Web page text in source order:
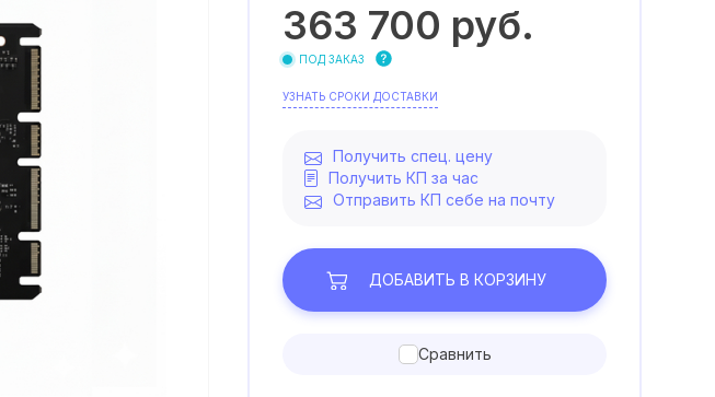
363 700 руб.
ПОД ЗАКАЗ
УЗНАТЬ СРОКИ ДОСТАВКИ
Получить спец. цену
Получить КП за час
Отправить КП себе на почту
ДОБАВИТЬ В КОРЗИНУ
Сравнить